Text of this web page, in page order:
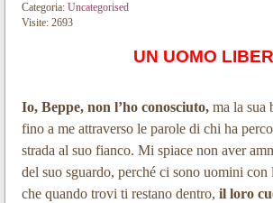
Categoria: Uncategorised
Visite: 2693
UN UOMO
Io, Beppe, non l’ho conosciuto,ma la sua
fino a me attraverso le parole di chi ha
strada al suo fianco. Mi spiace non aver
del suo sguardo, perché ci sono uomini con
che quando trovi ti restano dentro, il loro